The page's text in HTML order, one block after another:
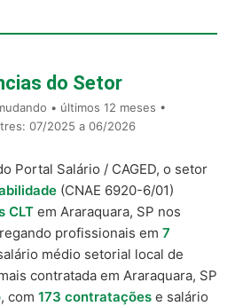
do Setor
• últimos 12 meses •
07/2025 a 06/2026
Portal Salário / CAGED, o setor
(CNAE 6920-6/01)
CLT em Araraquara, SP nos
profissionais em 7
médio setorial local de
contratada em Araraquara, SP
, com 173 contratações e salário